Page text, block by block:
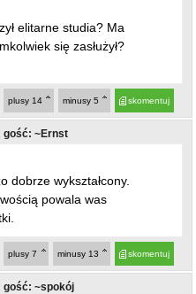
elitarne studia? Ma
się zasłużył?
skomentuj
minusy 5
plusy 14
gość: ~Ernst
dobrze wykształcony.
powala was
skomentuj
minusy 13
plusy 7
gość: ~spokój